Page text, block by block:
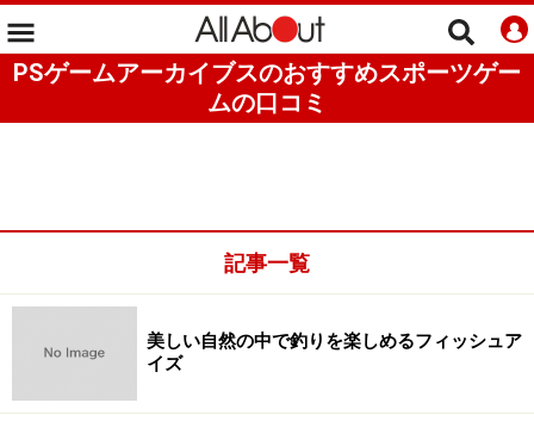
PSゲームアーカイブスのおすすめスポーツゲー
ムの口コミ
記事一覧
美しい自然の中で釣りを楽しめるフィッシュア
イズ